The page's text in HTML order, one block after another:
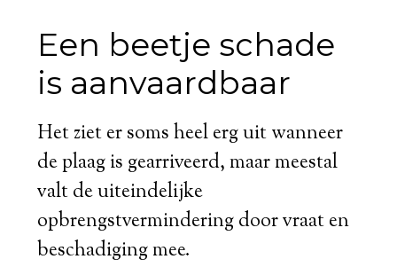
Een beetje schade
is aanvaardbaar
Het ziet er soms heel erg uit wanneer
de plaag is gearriveerd, maar meestal
valt de uiteindelijke
opbrengstvermindering door vraat en
beschadiging mee.